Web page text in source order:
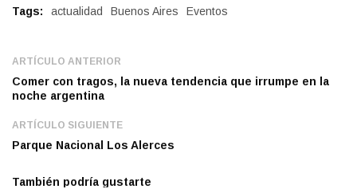
Tags: actualidad Buenos Aires Eventos
ARTÍCULO ANTERIOR
Comer con tragos, la nueva tendencia que irrumpe en la
noche argentina
ARTÍCULO SIGUIENTE
Parque Nacional Los Alerces
También podría gustarte